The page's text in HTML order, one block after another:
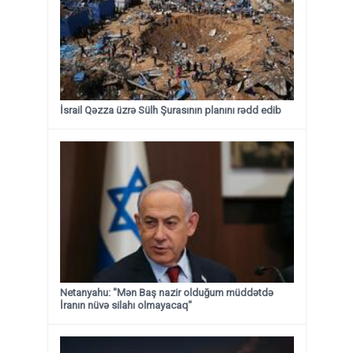
İsrail Qəzza üzrə Sülh Şurasının planını rədd edib
Netanyahu: "Mən Baş nazir olduğum müddətdə
İranın nüvə silahı olmayacaq"